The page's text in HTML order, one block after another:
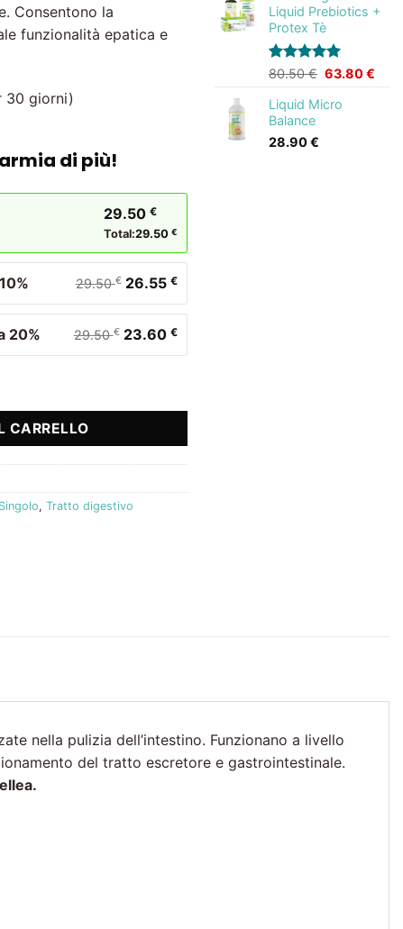
Consentono la
funzionalità epatica e
30 giorni)
di più!
29.50 €
Total:29.50 €
29.50€ 26.55 €
20% 29.50€ 23.60 €
CARRELLO
Singolo, Tratto digestivo
era:
88.70 €.
è:
Liquid Prebiotics +
Protex Tè
Valutato
su base di
1
recensioni
80.50€ Il
originale
63.80€
Liquid Micro
Balance
28.90€
nella pulizia dell’intestino. Funzionano a livello
del tratto escretore e gastrointestinale.